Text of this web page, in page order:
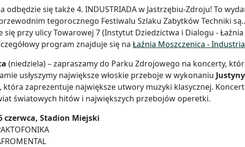
odbędzie się także 4. INDUSTRIADA w Jastrzębiu-Zdroju! To
tegorocznego Festiwalu Szlaku Zabytków Techniki
się przy ulicy Towarowej 7 (Instytut Dziedzictwa i Dialogu -
program znajduje się na Łaźnia Moszczenica -
(niedziela) – zapraszamy do Parku Zdrojowego na koncerty,
usłyszymy największe włoskie przeboje w wykonaniu
, która zaprezentuje największe utwory muzyki klasycznej. Koncert
światowych hitów i największych przebojów operetki.
czerwca, Stadion Miejski